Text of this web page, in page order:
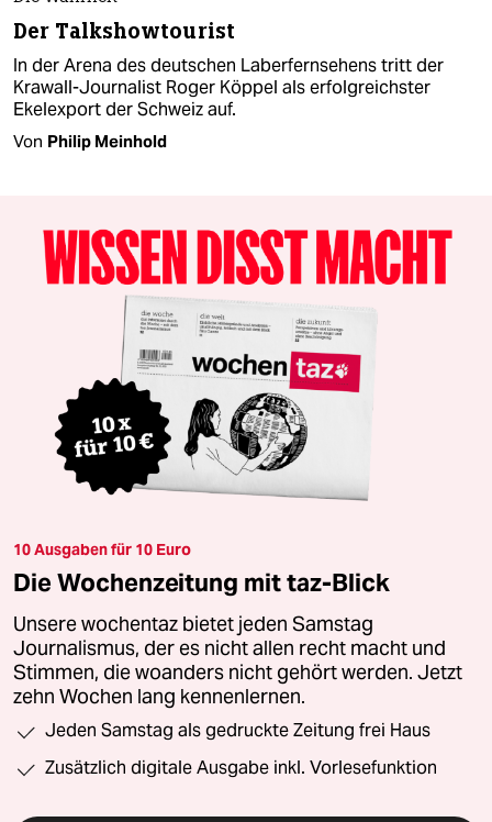
Der Talkshowtourist
In der Arena des deutschen Laberfernsehens tritt der
Krawall-Journalist Roger Köppel als erfolgreichster
Ekelexport der Schweiz auf.
Von Philip Meinhold
10 Ausgaben für 10 Euro
Die Wochenzeitung mit taz-Blick
Unsere wochentaz bietet jeden Samstag
Journalismus, der es nicht allen recht macht und
Stimmen, die woanders nicht gehört werden. Jetzt
zehn Wochen lang kennenlernen.
Jeden Samstag als gedruckte Zeitung frei Haus
Zusätzlich digitale Ausgabe inkl. Vorlesefunktion